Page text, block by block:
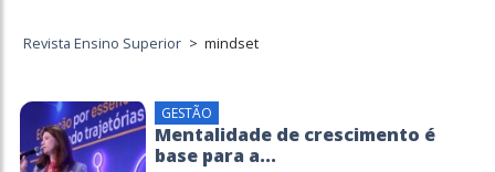
Revista Ensino Superior > mindset
GESTÃO
Mentalidade de crescimento é
base para a...